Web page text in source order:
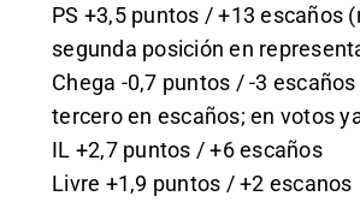
PS +3,5 puntos / +13 escaños
segunda posición en
Chega -0,7 puntos / -3 escaños
tercero en escaños; en votos
IL +2,7 puntos / +6 escaños
Livre +1,9 puntos / +2 escanos